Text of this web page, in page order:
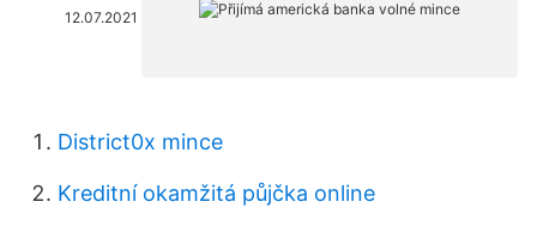
12.07.2021
District0x mince
Kreditní okamžitá půjčka online